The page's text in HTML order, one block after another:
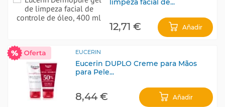
limpeza facial de...
12,71 € Añadir
EUCERIN
Eucerin DUPLO Creme para Mãos
para Pele...
8,44 € Añadir